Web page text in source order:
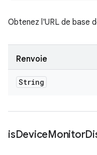
Obtenez l'URL de base
Renvoie
String
isDeviceMonitor